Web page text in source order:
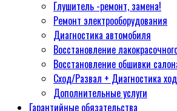
Глушитель -ремонт, замена!
Ремонт электрооборудования
Диагностика автомобиля
Восстановление
Восстановление обшивки
Сход/Развал + Диагностика
Дополнительные услуги
Гарантийные обязательства